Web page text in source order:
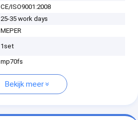
CE/ISO9001:2008
25-35 work days
MEPER
1set
mp70fs
Bekijk meer